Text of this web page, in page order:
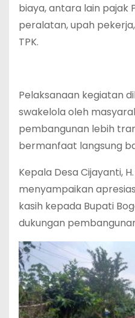
biaya, antara lain pajak
peralatan, upah
TPK.
Pelaksanaan kegiatan
swakelola oleh
pembangunan lebih
bermanfaat langsung
Kepala Desa Cijayanti,
menyampaikan
kasih kepada Bupati
dukungan